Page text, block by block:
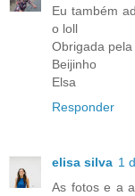
Eu também
o loll
Obrigada pela
Beijinho
Elsa
Responder
elisa silva 1
As fotos e a